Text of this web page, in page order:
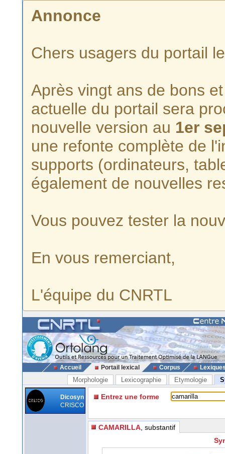
Annonce
Chers usagers du portail
Après vingt ans de bons
actuelle du portail sera
nouvelle version au 1er
une refonte complète de
supports (ordinateurs,
également de nouvelles
Vous pouvez tester la
En vous remerciant,
L'équipe du CNRTL
Accueil Portail lexical Corpus
Morphologie Lexicographie Etymologie
Dicosyn
CRISCO
Entrez une forme
CAMARILLA , substantif